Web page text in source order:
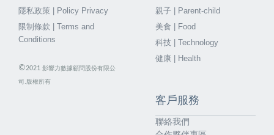
隱私政策 | Policy Privacy
限制條款 | Terms and
Conditions
©2021 影響力數據顧問股份有限公
司.版權所有
親子 | Parent-child
美食 | Food
科技 | Technology
健康 | Health
客戶服務
聯絡我們